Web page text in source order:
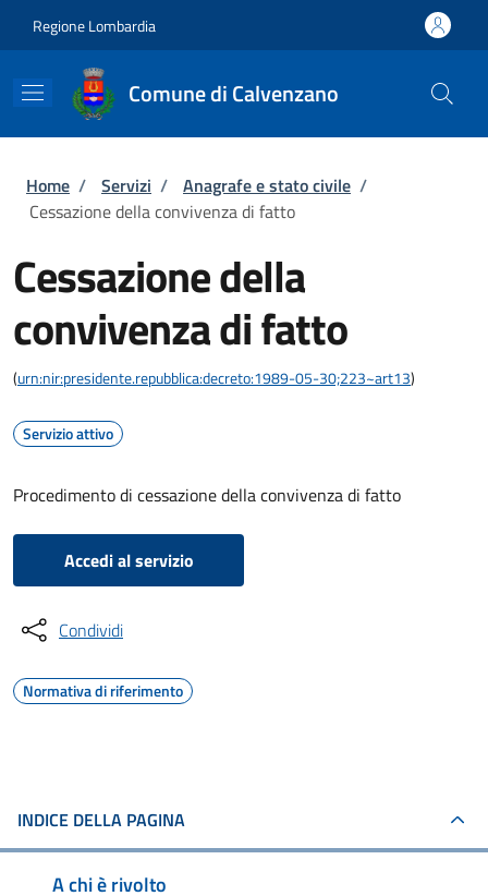
Regione Lombardia
Comune di Calvenzano
Briciole di pane
Home / Servizi / Anagrafe e stato civile /
Cessazione della convivenza di fatto
Cessazione della
convivenza di fatto
(urn:nir:presidente.repubblica:decreto:1989-05-30;223~art13)
Servizio attivo
Procedimento di cessazione della convivenza di fatto
Accedi al servizio
Condividi
Normativa di riferimento
INDICE DELLA PAGINA
A chi è rivolto